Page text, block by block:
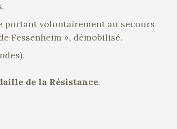
portant volontairement au secours
Fessenheim », démobilisé.
de la Résistance.